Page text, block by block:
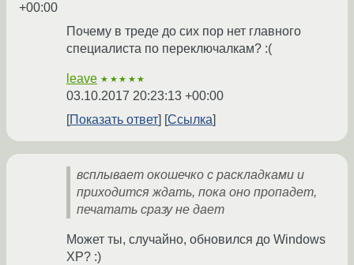
+00:00
Почему в треде до сих пор нет главного
специалиста по переключалкам? :(
leave ★★★★★
03.10.2017 20:23:13 +00:00
Показать ответ
Ссылка
всплывает окошечко с раскладками и
приходится ждать, пока оно пропадет,
печатать сразу не дает
Может ты, случайно, обновился до Windows
XP? :)